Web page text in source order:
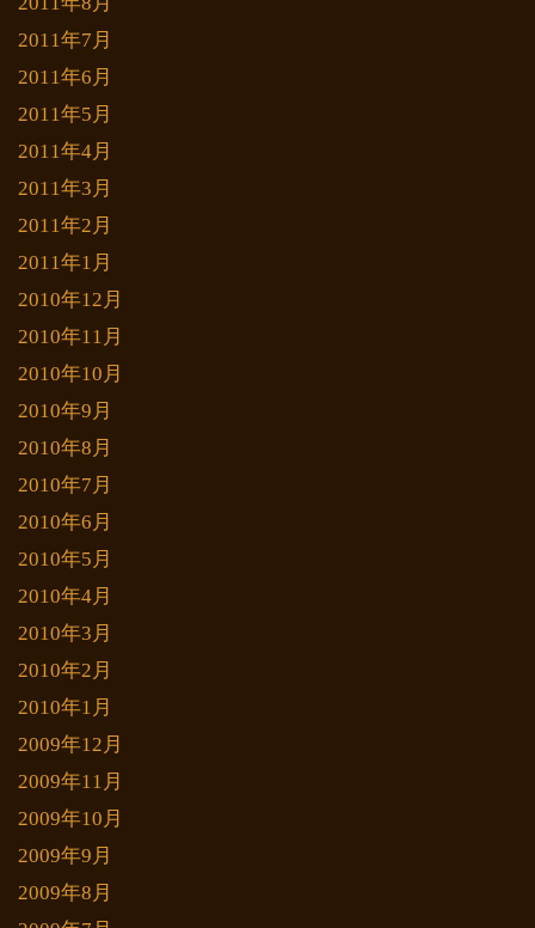
2011年7月
2011年6月
2011年5月
2011年4月
2011年3月
2011年2月
2011年1月
2010年12月
2010年11月
2010年10月
2010年9月
2010年8月
2010年7月
2010年6月
2010年5月
2010年4月
2010年3月
2010年2月
2010年1月
2009年12月
2009年11月
2009年10月
2009年9月
2009年8月